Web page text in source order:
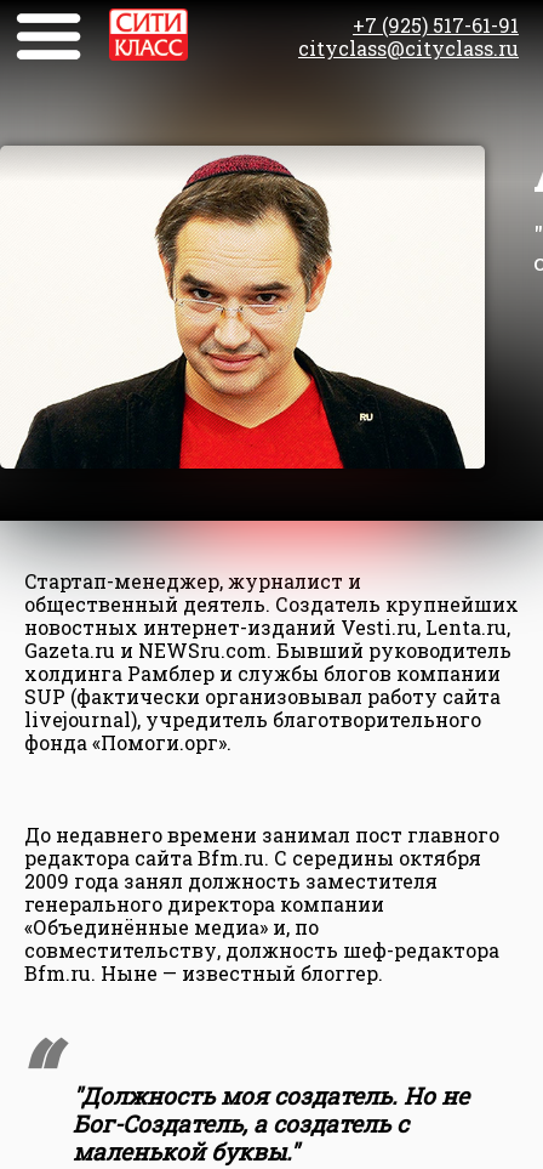
+7 (925) 517-61-91
cityclass@cityclass.ru
Cтартап-менеджер, журналист и
общественный деятель. Создатель крупнейших
новостных интернет-изданий Vesti.ru, Lenta.ru,
Gazeta.ru и NEWSru.com. Бывший руководитель
холдинга Рамблер и службы блогов компании
SUP (фактически организовывал работу сайта
livejournal), учредитель благотворительного
фонда «Помоги.орг».
До недавнего времени занимал пост главного
редактора сайта Bfm.ru. С середины октября
2009 года занял должность заместителя
генерального директора компании
«Объединённые медиа» и, по
совместительству, должность шеф-редактора
Bfm.ru. Ныне — известный блоггер.
"Должность моя создатель. Но не
Бог-Создатель, а создатель с
маленькой буквы."